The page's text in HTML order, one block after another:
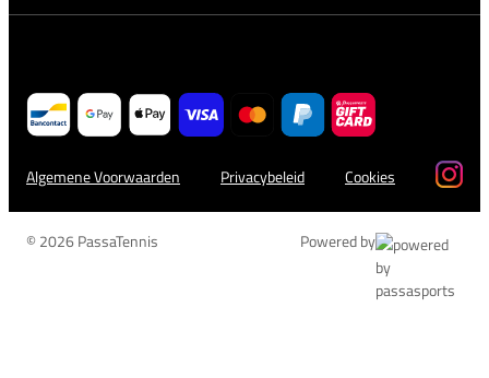
Algemene Voorwaarden Privacybeleid Cookies
© 2026 PassaTennis Powered by